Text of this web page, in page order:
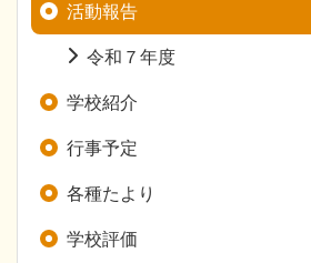
活動報告
令和７年度
学校紹介
行事予定
各種たより
学校評価